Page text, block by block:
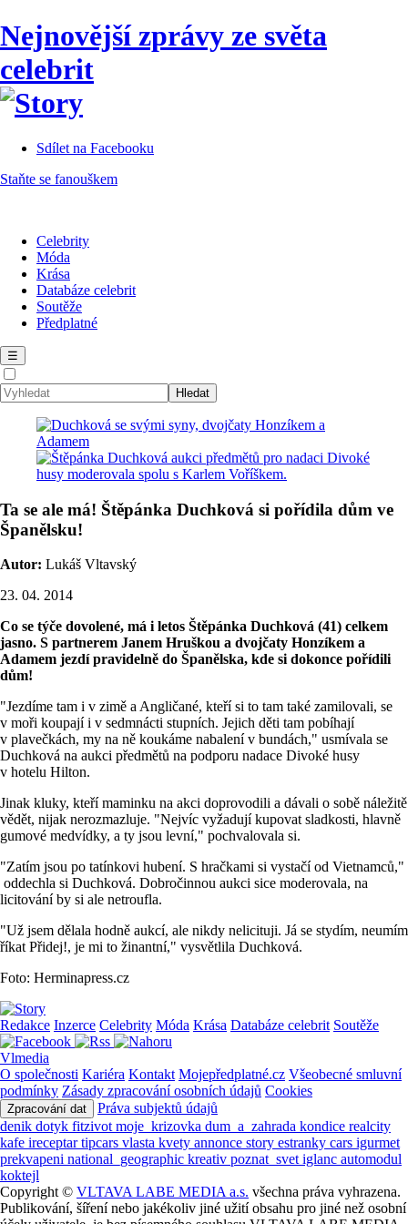
Nejnovější zprávy ze světa
celebrit
Sdílet na Facebooku
Staňte se fanouškem
Celebrity
Móda
Krása
Databáze celebrit
Soutěže
Předplatné
☰
Ta se ale má! Štěpánka Duchková si pořídila dům ve
Španělsku!
Autor: Lukáš Vltavský
23. 04. 2014
Co se týče dovolené, má i letos Štěpánka Duchková (41) celkem
jasno. S partnerem Janem Hruškou a dvojčaty Honzíkem a
Adamem jezdí pravidelně do Španělska, kde si dokonce pořídili
dům!
"Jezdíme tam i v zimě a Angličané, kteří si to tam také zamilovali, se
v moři koupají i v sedmnácti stupních. Jejich děti tam pobíhají
v plavečkách, my na ně koukáme nabalení v bundách," usmívala se
Duchková na aukci předmětů na podporu nadace Divoké husy
v hotelu Hilton.
Jinak kluky, kteří maminku na akci doprovodili a dávali o sobě náležitě
vědět, nijak nerozmazluje. "Nejvíc vyžadují kupovat sladkosti, hlavně
gumové medvídky, a ty jsou levní," pochvalovala si.
"Zatím jsou po tatínkovi hubení. S hračkami si vystačí od Vietnamců,"
oddechla si Duchková. Dobročinnou aukci sice moderovala, na
licitování by si ale netroufla.
"Už jsem dělala hodně aukcí, ale nikdy nelicituji. Já se stydím, neumím
říkat Přidej!, je mi to žinantní," vysvětlila Duchková.
Foto: Herminapress.cz
Redakce Inzerce Celebrity Móda Krása Databáze celebrit Soutěže
Vlmedia
O společnosti Kariéra Kontakt Mojepředplatné.cz Všeobecné smluvní
podmínky Zásady zpracování osobních údajů Cookies
Zpracování dat
Práva subjektů údajů
denik dotyk fitzivot moje_krizovka dum_a_zahrada kondice realcity
kafe ireceptartipcars vlasta kvety annonce story estranky cars igurmet
prekvapeni national_geographic kreativ poznat_svet iglanc automodul
koktejl
Copyright © VLTAVA LABE MEDIA a.s. všechna práva vyhrazena.
Publikování, šíření nebo jakékoliv jiné užití obsahu pro jiné než osobní